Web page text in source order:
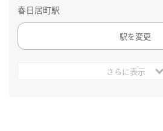
春日居町駅
駅を変更
さらに表示